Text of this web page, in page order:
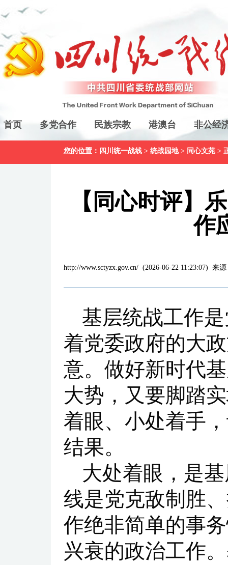
首页 多党合作 民族宗教 港澳台 非公经
您的位置： 四川统一战线 > 统战园地> 同心文苑 >
【同心时评】
作
http://www.sctyzx.gov.cn/ (2026-06-22 11:23:07) 来源
基层统战工作
着党委政府的大
意。做好新时代
大势，又要脚踏
着眼、小处着手
结果。
大处着眼，是
线是党克敌制胜
作绝非简单的事
兴衰的政治工作